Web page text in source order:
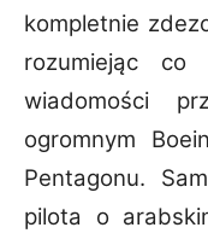
kompletnie
rozumiejąc co
wiadomości
ogromnym
Pentagonu.
pilota o